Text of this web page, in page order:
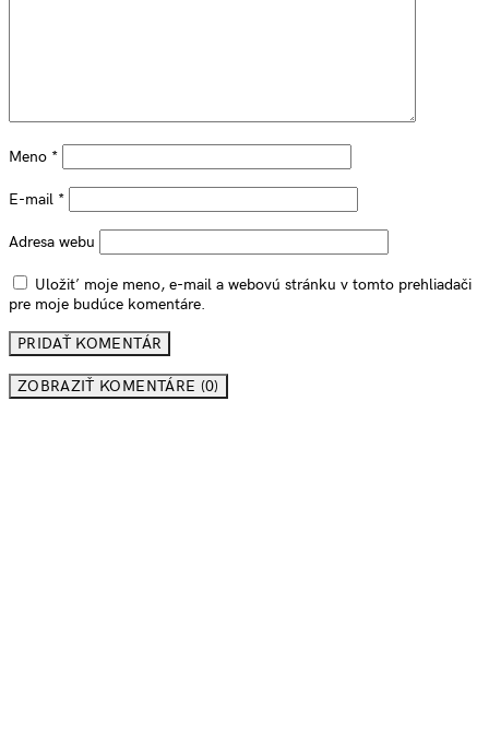
Meno *
E-mail *
Adresa webu
Uložiť moje meno, e-mail a webovú stránku v tomto prehliadači
pre moje budúce komentáre.
ZOBRAZIŤ KOMENTÁRE (0)